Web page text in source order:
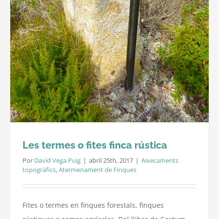
Les termes o fites finca rústica
Por David Vega Puig | abril 25th, 2017 | Aixecaments
topogràfics,Atermenament de Finques
Fites o termes en finques forestals, finques